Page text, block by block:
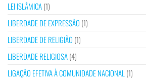
LEI ISLÂMICA(1)
LIBERDADE DE EXPRESSÃO (1)
LIBERDADE DE RELIGIÃO (1)
LIBERDADE RELIGIOSA(4)
LIGAÇÃO EFETIVA À COMUNIDADE NACIONAL (1)